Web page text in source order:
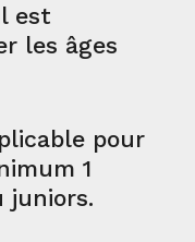
est
les âges
pour
1
juniors.